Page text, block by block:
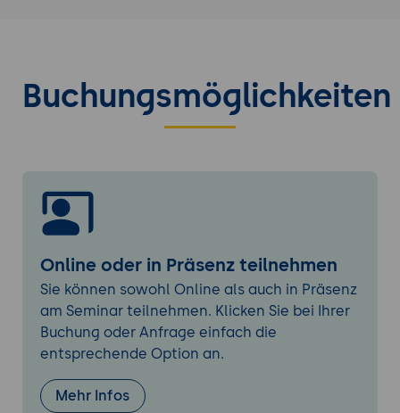
Rollen & Verantwortlichkeiten - aber
verständlich und teamtauglich
Data Steward - praktische Tätigkeiten,
keine Theorie
Data Consumers (alle anderen)
verteilt
Beispiel: Verantwortlichkeitsmodell für
eine Kundenliste vs. ein BI-Dashboard
Praktische Umsetzung: Schritt für Schritt
"Ins Machen kommen", mit Ansätzen, die
Buchungsmöglichkeiten
Online oder in Präsenz teilnehmen
Sie können sowohl Online als auch in Präsenz
am Seminar teilnehmen. Klicken Sie bei Ihrer
Buchung oder Anfrage einfach die
entsprechende Option an.
Mehr Infos